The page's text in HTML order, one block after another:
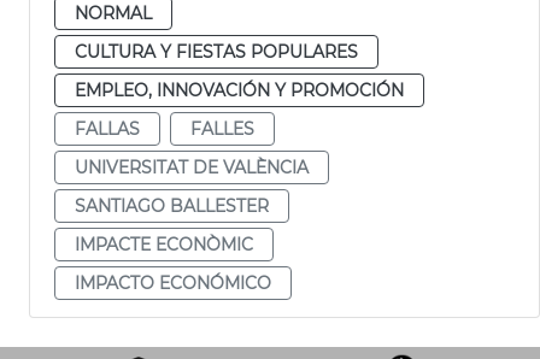
NORMAL
CULTURA Y FIESTAS POPULARES
EMPLEO, INNOVACIÓN Y PROMOCIÓN
FALLAS
FALLES
UNIVERSITAT DE VALÈNCIA
SANTIAGO BALLESTER
IMPACTE ECONÒMIC
IMPACTO ECONÓMICO